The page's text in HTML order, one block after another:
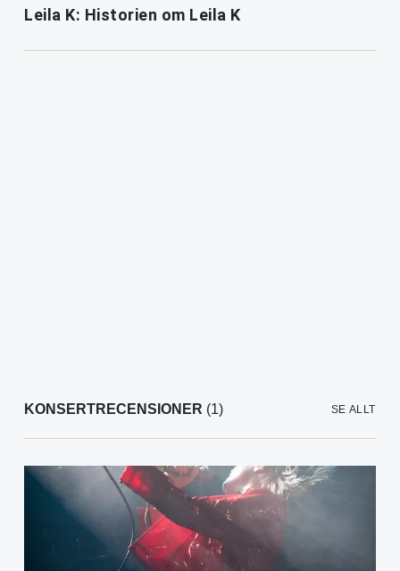
Leila K: Historien om Leila K
KONSERTRECENSIONER (1) SE ALLT